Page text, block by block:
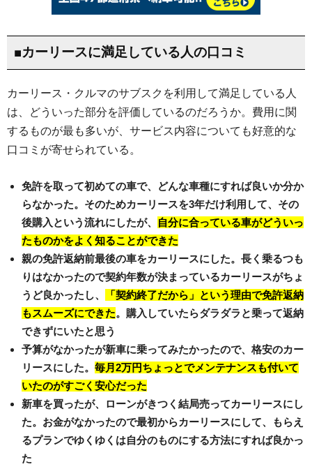
■カーリースに満足している人の口コミ
カーリース・クルマのサブスクを利用して満足している人
は、どういった部分を評価しているのだろうか。費用に関
するものが最も多いが、サービス内容についても好意的な
口コミが寄せられている。
免許を取って初めての車で、どんな車種にすれば良いか分か
らなかった。そのためカーリースを3年だけ利用して、その
後購入という流れにしたが、
自分に合っている車がどういっ
たものかをよく知ることができた
親の免許返納前最後の車をカーリースにした。長く乗るつも
りはなかったので契約年数が決まっているカーリースがちょ
うど良かったし、
「契約終了だから」という理由で免許返納
もスムーズにできた。購入していたらダラダラと乗って返納
できずにいたと思う
予算がなかったが新車に乗ってみたかったので、格安のカー
リースにした。 毎月2万円ちょっとでメンテナンスも付いて
いたのがすごく安心だった
新車を買ったが、ローンがきつく結局売ってカーリースにし
た。お金がなかったので最初からカーリースにして、もらえ
るプランでゆくゆくは自分のものにする方法にすれば良かっ
た